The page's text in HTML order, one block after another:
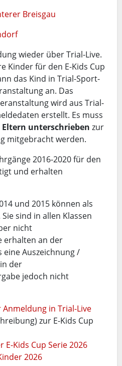
Breisgau
wieder über Trial-Live.
Kinder für den E-Kids Cup
das Kind in Trial-Sport-
an. Das
wird aus Trial-
erstellt. Es muss
unterschrieben zur
mitgebracht werden.
2016-2020 für den
und erhalten
und 2015 können als
sind in allen Klassen
nicht
erhalten an der
Auszeichnung /
der
jedoch nicht
in Trial-Live
zur E-Kids Cup
Kids Cup Serie 2026
2026